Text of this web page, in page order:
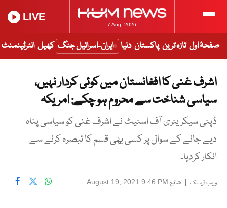
7 Aug, 2026
LIVE
صفحۂ اول تازہ ترین پاکستان دنیا ایران-اسرائیل جنگ کھیل انٹرٹینمنٹ
اشرف غنی کا افغانستان میں کوئی کردار نہیں،
سیاسی شناخت سے محروم ہو چکے: امریکہ
ڈپٹی سیکریٹری آف اسٹیٹ نے اشرف غنی کو سیاسی پناہ
دیے جانے کے سوال پر کسی بھی قسم کا تبصرہ کرنے سے
انکار کردیا۔
ویب ڈیسک | شائع August 19, 2021 9:46 PM